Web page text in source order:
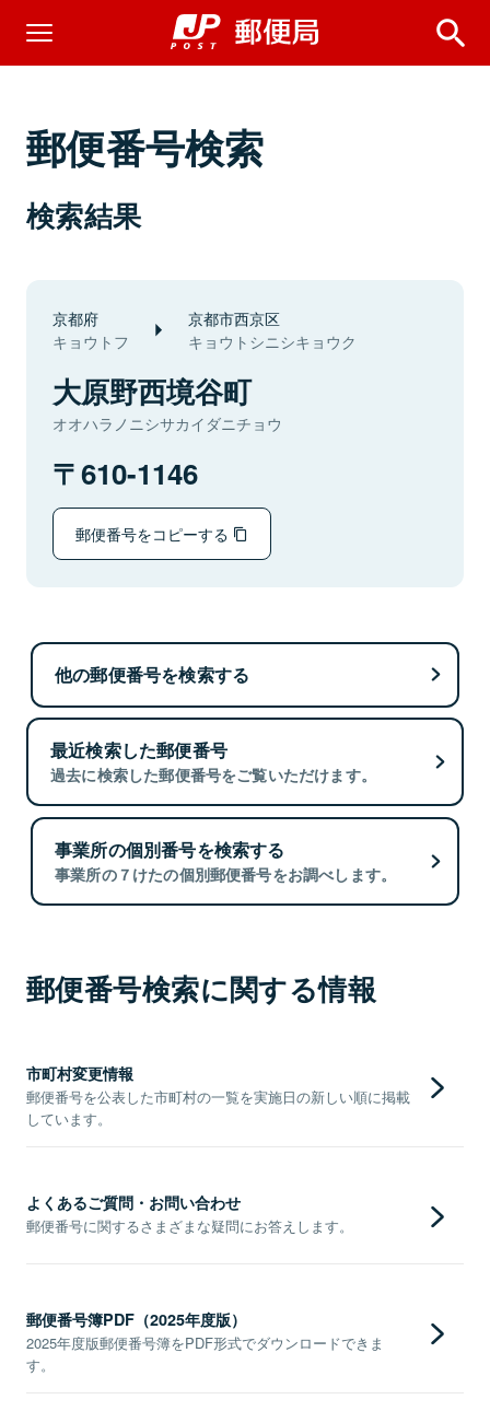
郵便番号検索
検索結果
京都府
キョウトフ
京都市西京区
キョウトシニシキョウク
大原野西境谷町
オオハラノニシサカイダニチョウ
610-1146
郵便番号をコピーする
他の郵便番号を検索する
最近検索した郵便番号
過去に検索した郵便番号をご覧いただけます。
事業所の個別番号を検索する
事業所の７けたの個別郵便番号をお調べします。
郵便番号検索に関する情報
市町村変更情報
郵便番号を公表した市町村の一覧を実施日の新しい順に掲載
しています。
よくあるご質問・お問い合わせ
郵便番号に関するさまざまな疑問にお答えします。
郵便番号簿PDF（2025年度版）
2025年度版郵便番号簿をPDF形式でダウンロードできま
す。